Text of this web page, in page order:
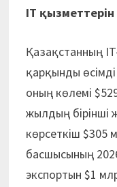
IT
Қазақстанның
қарқынды
оның көлемі
жылдың
көрсеткіш $305
басшысының
экспортын $1